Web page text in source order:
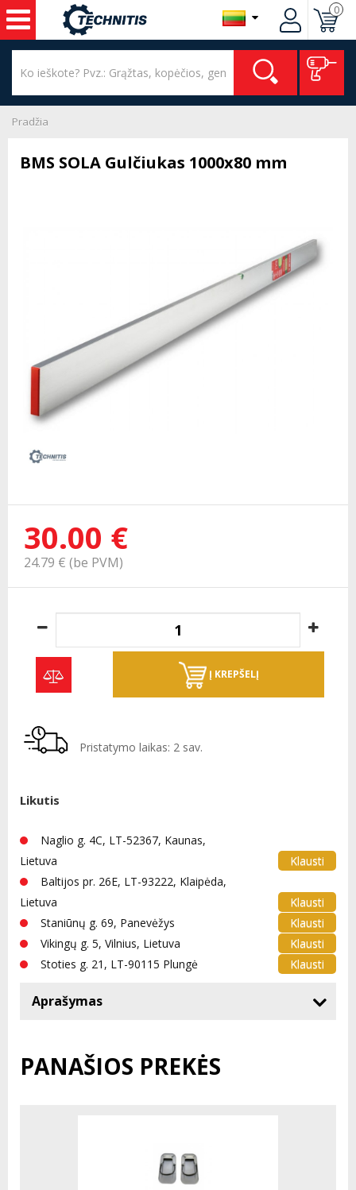
0
Pradžia
BMS SOLA Gulčiukas 1000x80 mm
30.00 €
24.79 € (be PVM)
Į KREPŠELĮ
Pristatymo laikas: 2 sav.
Likutis
Naglio g. 4C, LT-52367, Kaunas,
Lietuva
Klausti
Baltijos pr. 26E, LT-93222, Klaipėda,
Lietuva
Klausti
Staniūnų g. 69, Panevėžys
Klausti
Vikingų g. 5, Vilnius, Lietuva
Klausti
Stoties g. 21, LT-90115 Plungė
Klausti
Aprašymas
PANAŠIOS PREKĖS